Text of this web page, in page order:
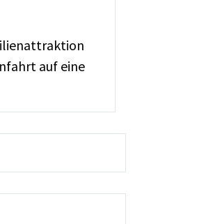
auf eine